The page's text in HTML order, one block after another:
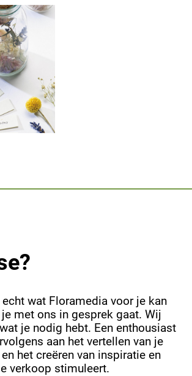
wat Floramedia voor je kan
met ons in gesprek gaat. Wij
je nodig hebt. Een enthousiast
aan het vertellen van je
het creëren van inspiratie en
verkoop stimuleert.